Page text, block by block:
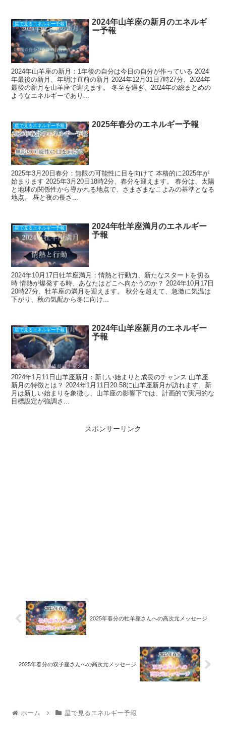
星で見るエネルギー予報
2024年山羊座の新月のエネルギ
ー予報
2024年山羊座の新月：1年後の自分は今日の自分が作っている 2024
年最後の新月、年明け直前の新月 2024年12月31日7時27分、2024年
最後の新月を山羊座で迎えます。 冬至を過ぎ、2024年の総まとめの
ようなエネルギーであり...
星で見るエネルギー予報 2025年春分のエネルギー予報
2025年3月20日春分：無限の可能性に目を向けて 本格的に2025年が
始まります 2025年3月20日18時2分、春分を迎えます。 春分は、太陽
と地球の関係性から導かれる地点で、さまざまなこよみの基準となる
地点。 昼と夜の長さ...
星で見るエネルギー予報
2024年牡羊座満月のエネルギー
予報
2024年10月17日牡羊座満月：情熱と行動力、新たなスタートを切る
時 情熱が爆発する時、あなたはどこへ向かうのか？ 2024年10月17日
20時27分、牡羊座の満月を迎えます。 秋分を超えて、急激に気温は
下がり、秋の気配から冬に向け...
星で見るエネルギー予報
2024年山羊座新月のエネルギー
予報
2024年1月11日山羊座新月：新しい始まりと成長のチャンス 山羊座
新月の特徴とは？ 2024年1月11日20:58に山羊座新月が訪れます。新
月は新しい始まりを象徴し、山羊座の影響下では、計画的で実用的な
目標設定が強調さ...
スポンサーリンク
2025年春分の牡羊座さんへの高次元メッセージ
2025年春分の双子座さんへの高次元メッセージ
ホーム 星で見るエネルギー予報